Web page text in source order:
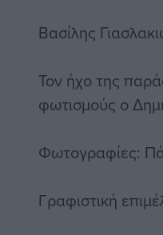
Βασίλης
Τον ήχο της
φωτισμούς ο
Φωτογραφίες:
Γραφιστική